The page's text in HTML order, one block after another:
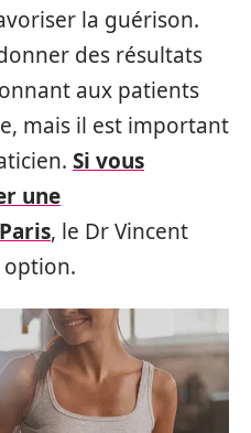
la guérison.
des résultats
aux patients
mais il est important
Si vous
une
, le Dr Vincent
option.